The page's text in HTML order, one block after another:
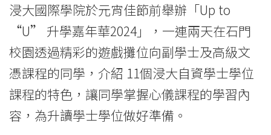
College
of
International
Education
浸大國際學院於元宵佳節前舉辦「Up to
“U” 升學嘉年華2024」，一連兩天在石門
校園透過精彩的遊戲攤位向副學士及高級文
憑課程的同學，介紹 11個浸大自資學士學位
課程的特色，讓同學掌握心儀課程的學習內
容，為升讀學士學位做好準備。